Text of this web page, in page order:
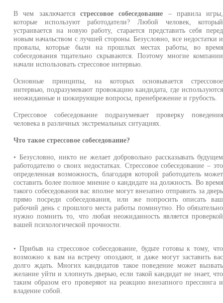
В чем заключаетсястрессовое собеседование – правила игры,
которые используют работодатели? Любой человек, который
устраивается на новую работу, старается представить себя перед
новым начальством с лучшей стороны. Безусловно, все недостатки и
провалы, которые были на прошлых местах работы, во время
собеседования тщательно скрываются. Поэтому многие компании
начали использовать стрессовое интервью.
Основные принципы, на которых основывается стрессовое
интервью, подразумевают провокацию кандидата, где используются
неожиданные и шокирующие вопросы, пренебрежение и грубость.
Стрессовое собеседование подразумевает проверку поведения
человека в различных экстремальных ситуациях.
Что такое стрессовое собеседование?
• Безусловно, никто не желает добровольно рассказывать будущем
работодателю о своих недостатках. Стрессовое собеседование – это
определенная возможность, благодаря которой работодатель может
составить более полное мнение о кандидате на должность. Во время
такого собеседования вас вполне могут внезапно отправить за дверь
прямо посреди собеседования, или же попросить описать ваш
рабочий день с прошлого места работы поминутно. Но обязательно
нужно помнить то, что любая неожиданность является проверкой
вашей психологической прочности.
• Прибыв на стрессовое собеседование, будьте готовы к тому, что
возможно к вам на встречу опоздают, и даже могут заставить вас
долго ждать. Многих кандидатов такое поведение может вызвать
желание уйти и хлопнуть дверью, если такой кандидат не знает, что
таким образом его проверяют на реакцию внезапного прессинга и
владение собой.